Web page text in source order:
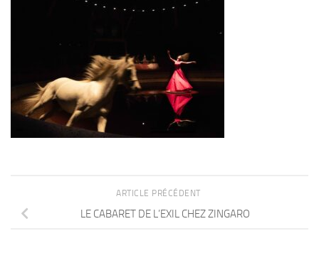
ARTICLE PRÉCÉDENT
LE CABARET DE L’EXIL CHEZ ZINGARO